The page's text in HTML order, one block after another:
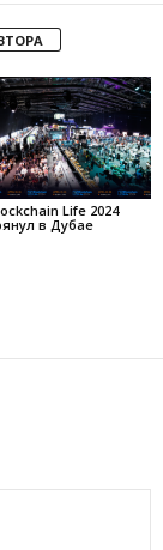
Life 2024
в Дубае